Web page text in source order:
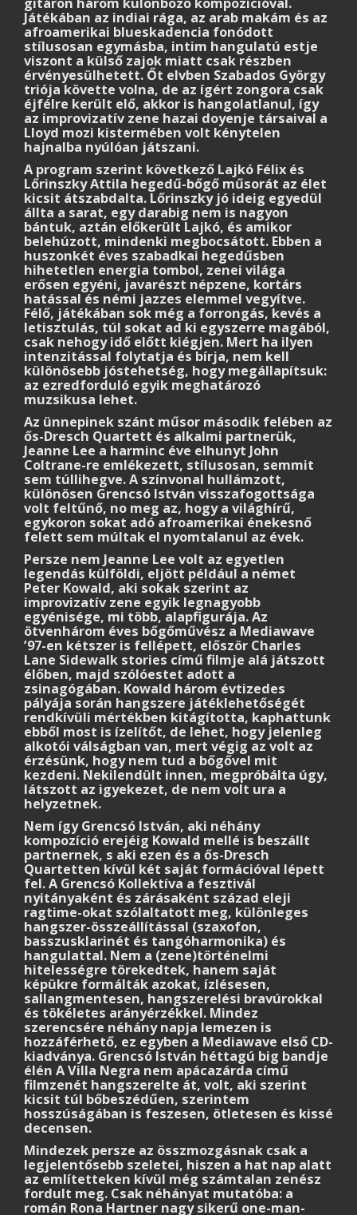
Játékában az indiai rága, az arab makám és az
afroamerikai blueskadencia fonódott
stílusosan egymásba, intim hangulatú estje
viszont a külső zajok miatt csak részben
érvényesülhetett. Őt elvben Szabados György
triója követte volna, de az ígért zongora csak
éjfélre került elő, akkor is hangolatlanul, így
az improvizatív zene hazai doyenje társaival a
Lloyd mozi kistermében volt kénytelen
hajnalba nyúlóan játszani.
A program szerint következő Lajkó Félix és
Lőrinszky Attila hegedű-bőgő műsorát az élet
kicsit átszabdalta. Lőrinszky jó ideig egyedül
állta a sarat, egy darabig nem is nagyon
bántuk, aztán előkerült Lajkó, és amikor
belehúzott, mindenki megbocsátott. Ebben a
huszonkét éves szabadkai hegedűsben
hihetetlen energia tombol, zenei világa
erősen egyéni, javarészt népzene, kortárs
hatással és némi jazzes elemmel vegyítve.
Félő, játékában sok még a forrongás, kevés a
letisztulás, túl sokat ad ki egyszerre magából,
csak nehogy idő előtt kiégjen. Mert ha ilyen
intenzitással folytatja és bírja, nem kell
különösebb jóstehetség, hogy megállapítsuk:
az ezredforduló egyik meghatározó
muzsikusa lehet.
Az ünnepinek szánt műsor második felében az
ős-Dresch Quartett és alkalmi partnerük,
Jeanne Lee a harminc éve elhunyt John
Coltrane-re emlékezett, stílusosan, semmit
sem túllihegve. A színvonal hullámzott,
különösen Grencsó István visszafogottsága
volt feltűnő, no meg az, hogy a világhírű,
egykoron sokat adó afroamerikai énekesnő
felett sem múltak el nyomtalanul az évek.
Persze nem Jeanne Lee volt az egyetlen
legendás külföldi, eljött például a német
Peter Kowald, aki sokak szerint az
improvizatív zene egyik legnagyobb
egyénisége, mi több, alapfigurája. Az
ötvenhárom éves bőgőművész a Mediawave
’97-en kétszer is fellépett, először Charles
Lane Sidewalk stories című filmje alá játszott
élőben, majd szólóestet adott a
zsinagógában. Kowald három évtizedes
pályája során hangszere játéklehetőségét
rendkívüli mértékben kitágította, kaphattunk
ebből most is ízelítőt, de lehet, hogy jelenleg
alkotói válságban van, mert végig az volt az
érzésünk, hogy nem tud a bőgővel mit
kezdeni. Nekilendült innen, megpróbálta úgy,
látszott az igyekezet, de nem volt ura a
helyzetnek.
Nem így Grencsó István, aki néhány
kompozíció erejéig Kowald mellé is beszállt
partnernek, s aki ezen és a ős-Dresch
Quartetten kívül két saját formációval lépett
fel. A Grencsó Kollektíva a fesztivál
nyitányaként és zárásaként század eleji
ragtime-okat szólaltatott meg, különleges
hangszer-összeállítással (szaxofon,
basszusklarinét és tangóharmonika) és
hangulattal. Nem a (zene)történelmi
hitelességre törekedtek, hanem saját
képükre formálták azokat, ízlésesen,
sallangmentesen, hangszerelési bravúrokkal
és tökéletes arányérzékkel. Mindez
szerencsére néhány napja lemezen is
hozzáférhető, ez egyben a Mediawave első CD-
kiadványa. Grencsó István héttagú big bandje
élén A Villa Negra nem apácazárda című
filmzenét hangszerelte át, volt, aki szerint
kicsit túl bőbeszédűen, szerintem
hosszúságában is feszesen, ötletesen és kissé
decensen.
Mindezek persze az összmozgásnak csak a
legjelentősebb szeletei, hiszen a hat nap alatt
az említetteken kívül még számtalan zenész
fordult meg. Csak néhányat mutatóba: a
román Rona Hartner nagy sikerű one-man-